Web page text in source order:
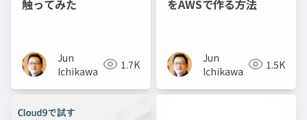
触ってみた
Jun
Ichikawa
1.7K
をAWSで作る方法
Jun
Ichikawa
1.5K